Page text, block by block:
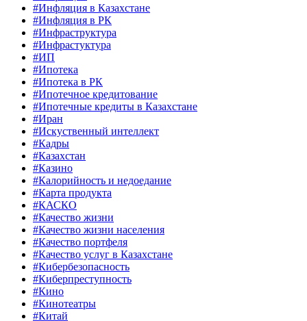
#Инфляция в Казахстане
#Инфляция в РК
#Инфраструктура
#Инфрастуктура
#ИП
#Ипотека
#Ипотека в РК
#Ипотечное кредитование
#Ипотечные кредиты в Казахстане
#Иран
#Искуственный интеллект
#Кадры
#Казахстан
#Казино
#Калорийность и недоедание
#Карта продукта
#КАСКО
#Качество жизни
#Качество жизни населения
#Качество портфеля
#Качество услуг в Казахстане
#Кибербезопасность
#Киберпреступность
#Кино
#Кинотеатры
#Китай